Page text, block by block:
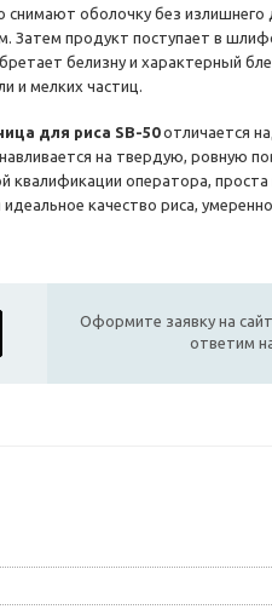
оболочку без излишнего
продукт поступает в
белизну и характерный
и мелких частиц.
для риса SB-50отличается
на твердую, ровную
квалификации оператора, проста
качество риса,
Оформите заявку на
ответим